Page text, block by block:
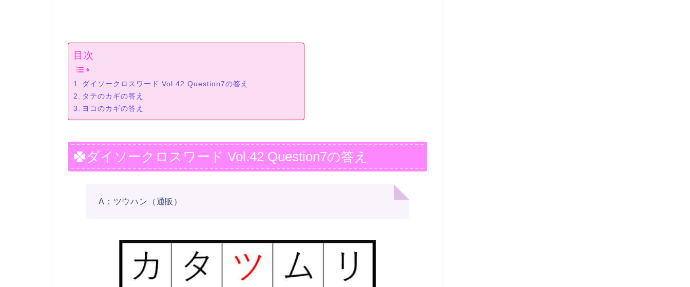
目次
ダイソークロスワード Vol.42 Question7の答え
タテのカギの答え
ヨコのカギの答え
ダイソークロスワード Vol.42 Question7の答え
A：ツウハン（通販）